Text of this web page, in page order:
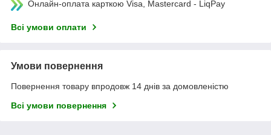
Онлайн-оплата карткою Visa, Mastercard - LiqPay
Всі умови оплати
Умови повернення
Повернення товару впродовж 14 днів за домовленістю
Всі умови повернення